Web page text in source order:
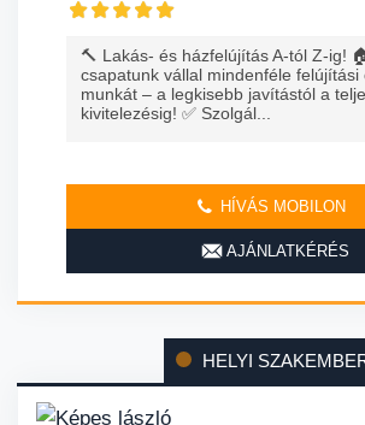
🔨 Lakás- és házfelújítás A-tól Z-ig!
csapatunk vállal mindenféle felújítási
munkát – a legkisebb javítástól a
kivitelezésig! ✅ Szolgál...
HÍVÁS MOBILON
AJÁNLATKÉRÉS
HELYI